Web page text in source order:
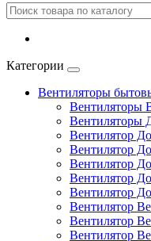
Категории
Вентиляторы
Вентиляторы
Вентиляторы
Вентилятор
Вентилятор
Вентилятор
Вентилятор
Вентилятор
Вентилятор
Вентилятор
Вентилятор